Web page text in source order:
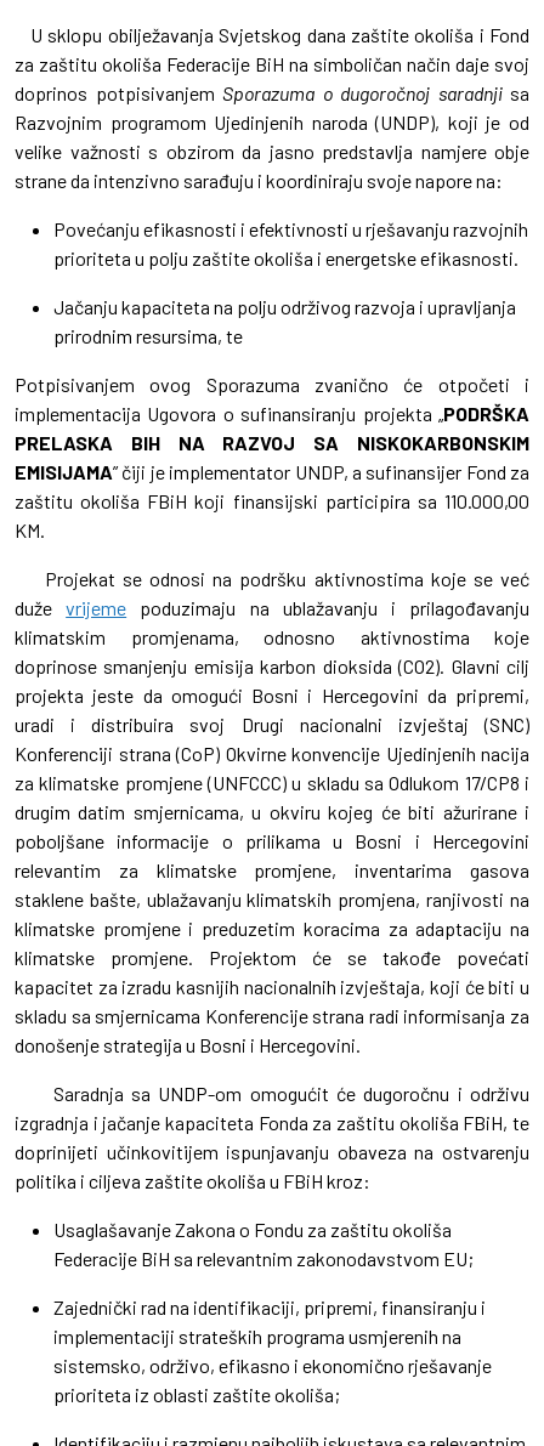
U sklopu obilježavanja Svjetskog dana zaštite okoliša i Fond
za zaštitu okoliša Federacije BiH na simboličan način daje svoj
doprinos potpisivanjem Sporazuma o dugoročnoj saradnjisa
Razvojnim programom Ujedinjenih naroda (UNDP), koji je od
velike važnosti s obzirom da jasno predstavlja namjere obje
strane da intenzivno sarađuju i koordiniraju svoje napore na:
Povećanju efikasnosti i efektivnosti u rješavanju razvojnih
prioriteta u polju zaštite okoliša i energetske efikasnosti.
Jačanju kapaciteta na polju održivog razvoja i upravljanja
prirodnim resursima, te
Potpisivanjem ovog Sporazuma zvanično će otpočeti i
implementacija Ugovora o sufinansiranju projekta „PODRŠKA
PRELASKA BIH NA RAZVOJ SA NISKOKARBONSKIM
EMISIJAMA” čiji je implementator UNDP, a sufinansijer Fond za
zaštitu okoliša FBiH koji finansijski participira sa 110.000,00
KM.
Projekat se odnosi na podršku aktivnostima koje se već
duževrijeme poduzimaju na ublažavanju i prilagođavanju
klimatskim promjenama, odnosno aktivnostima koje
doprinose smanjenju emisija karbon dioksida (CO2). Glavni cilj
projekta jeste da omogući Bosni i Hercegovini da pripremi,
uradi i distribuira svoj Drugi nacionalni izvještaj (SNC)
Konferenciji strana (CoP) Okvirne konvencije Ujedinjenih nacija
za klimatske promjene (UNFCCC) u skladu sa Odlukom 17/CP8 i
drugim datim smjernicama, u okviru kojeg će biti ažurirane i
poboljšane informacije o prilikama u Bosni i Hercegovini
relevantim za klimatske promjene, inventarima gasova
staklene bašte, ublažavanju klimatskih promjena, ranjivosti na
klimatske promjene i preduzetim koracima za adaptaciju na
klimatske promjene. Projektom će se takođe povećati
kapacitet za izradu kasnijih nacionalnih izvještaja, koji će biti u
skladu sa smjernicama Konferencije strana radi informisanja za
donošenje strategija u Bosni i Hercegovini.
Saradnja sa UNDP-om omogućit će dugoročnu i održivu
izgradnja i jačanje kapaciteta Fonda za zaštitu okoliša FBiH, te
doprinijeti učinkovitijem ispunjavanju obaveza na ostvarenju
politika i ciljeva zaštite okoliša u FBiH kroz:
Usaglašavanje Zakona o Fondu za zaštitu okoliša
Federacije BiH sa relevantnim zakonodavstvom EU;
Zajednički rad na identifikaciji, pripremi, finansiranju i
implementaciji strateških programa usmjerenih na
sistemsko, održivo, efikasno i ekonomično rješavanje
prioriteta iz oblasti zaštite okoliša;